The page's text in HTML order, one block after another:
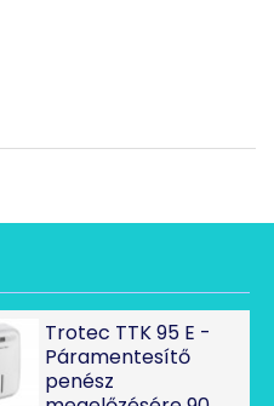
Trotec TTK 95 E -
Páramentesítő
penész